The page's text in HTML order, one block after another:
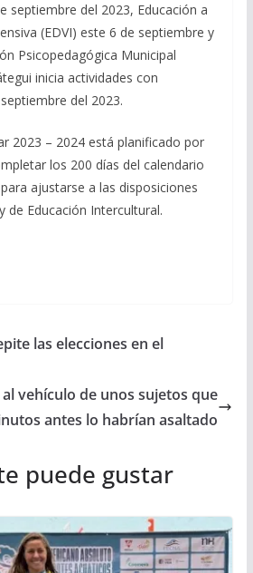
septiembre del 2023, Educación a
(EDVI) este 6 de septiembre y
Psicopedagógica Municipal
inicia actividades con
del 2023.
2023 – 2024 está planificado por
los 200 días del calendario
ajustarse a las disposiciones
de Educación Intercultural.
las elecciones en el
vehículo de unos sujetos que
antes lo habrían asaltado
puede gustar